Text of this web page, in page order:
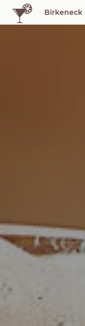
Birkeneck